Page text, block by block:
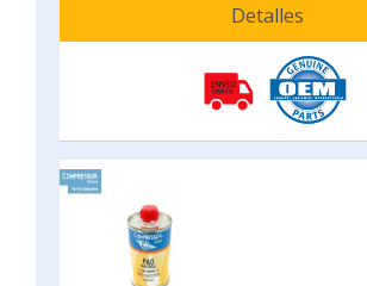
Detalles